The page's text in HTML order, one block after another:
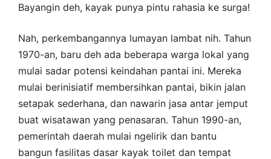
Bayangin deh, kayak punya pintu rahasia ke surga!
Nah, perkembangannya lumayan lambat nih. Tahun
1970-an, baru deh ada beberapa warga lokal yang
mulai sadar potensi keindahan pantai ini. Mereka
mulai berinisiatif membersihkan pantai, bikin jalan
setapak sederhana, dan nawarin jasa antar jemput
buat wisatawan yang penasaran. Tahun 1990-an,
pemerintah daerah mulai ngelirik dan bantu
bangun fasilitas dasar kayak toilet dan tempat